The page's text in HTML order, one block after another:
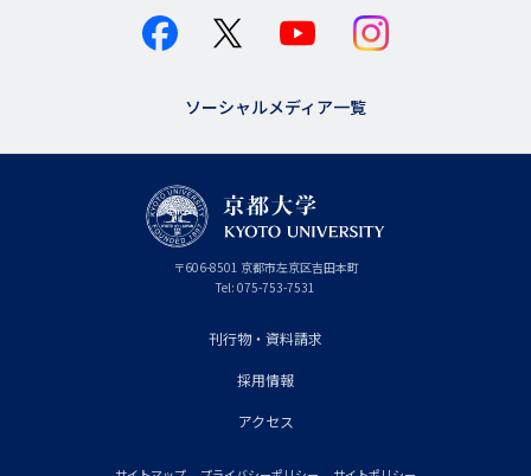
ソーシャルメディア一覧
〒606-8501 京
都
府
京都市左京区吉田本町
Tel: 075-753-7531
刊行物・資料請求
採用情報
アクセス